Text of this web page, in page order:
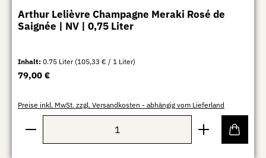
Arthur Lelièvre Champagne Meraki Rosé de
Saignée | NV | 0,75 Liter
Inhalt:0.75 Liter (105,33 € / 1 Liter)
Regulärer Preis:
79,00 €
Preise inkl. MwSt. zzgl. Versandkosten - abhängig vom Lieferland
Produkt Anzahl: Gib den gewünschten Wert ein